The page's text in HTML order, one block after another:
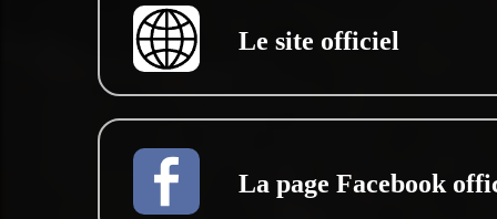
Le site officiel
La page Facebook